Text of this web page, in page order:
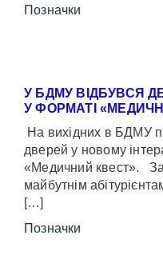
Позначки
У БДМУ ВІДБУВСЯ
У ФОРМАТІ
На вихідних в БДМУ
дверей у новому
«Медичний квест».
майбутнім
[…]
Позначки